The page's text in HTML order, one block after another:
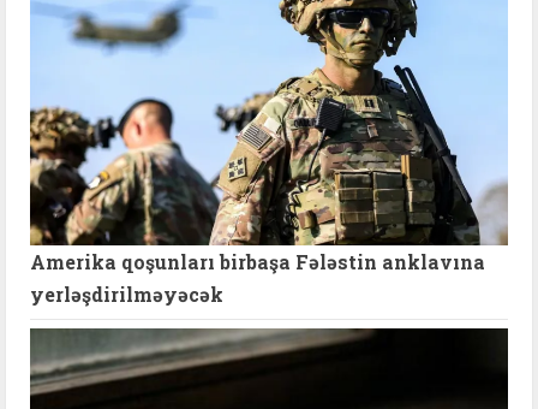
Amerika qoşunları birbaşa Fələstin anklavına
yerləşdirilməyəcək